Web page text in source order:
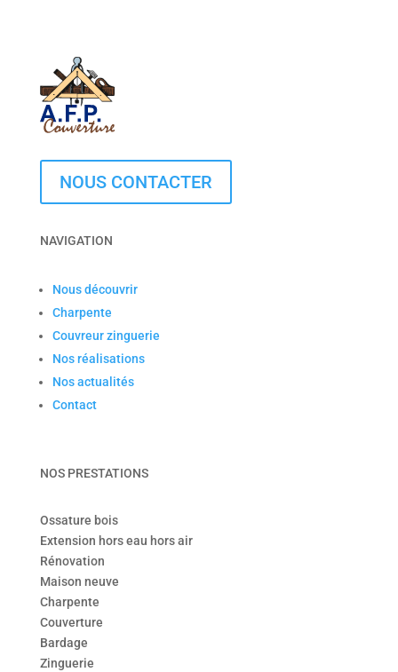
NOUS CONTACTER
NAVIGATION
Nous découvrir
Charpente
Couvreur zinguerie
Nos réalisations
Nos actualités
Contact
NOS PRESTATIONS
Ossature bois
Extension hors eau hors air
Rénovation
Maison neuve
Charpente
Couverture
Bardage
Zinguerie